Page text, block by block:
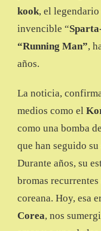
kook, el legendario
invencible “
“Running Man”,
años.
La noticia,
medios como el
como una bomba
que han seguido
Durante años, su
bromas
coreana. Hoy, esa
Corea, nos